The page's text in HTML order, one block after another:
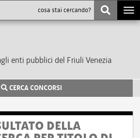
enti pubblici del Friuli Venezia
CERCA CONCORSI
DELLA